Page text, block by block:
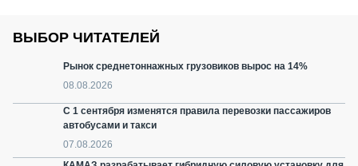
ВЫБОР ЧИТАТЕЛЕЙ
Рынок среднетоннажных грузовиков вырос на 14%
08.08.2026
С 1 сентября изменятся правила перевозки пассажиров
автобусами и такси
07.08.2026